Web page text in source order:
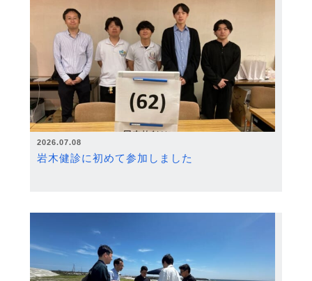
2026.07.08
岩木健診に初めて参加しました